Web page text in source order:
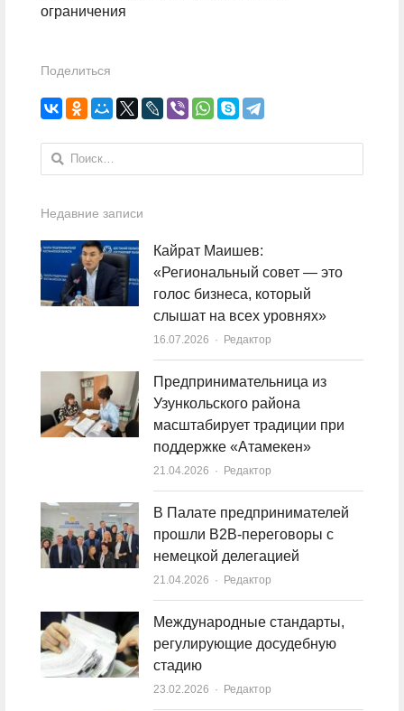
ограничения
Поделиться
Найти:
Недавние записи
Кайрат Маишев:
«Региональный совет — это
голос бизнеса, который
слышат на всех уровнях»
16.07.2026 Author
Редактор
Предпринимательница из
Узункольского района
масштабирует традиции при
поддержке «Атамекен»
21.04.2026 Author
Редактор
В Палате предпринимателей
прошли B2B-переговоры с
немецкой делегацией
21.04.2026 Author
Редактор
Международные стандарты,
регулирующие досудебную
стадию
23.02.2026 Author
Редактор